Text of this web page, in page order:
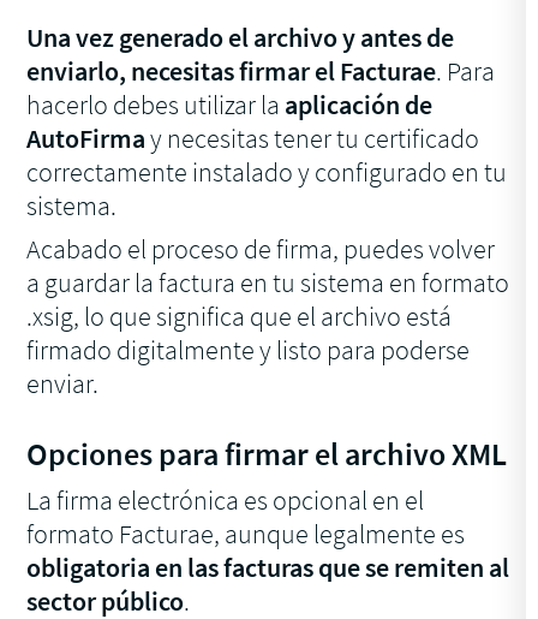
Una vez generado el archivo y antes de
enviarlo, necesitas firmar el Facturae. Para
hacerlo debes utilizar la aplicación de
AutoFirmay necesitas tener tu certificado
correctamente instalado y configurado en tu
sistema.
Acabado el proceso de firma, puedes volver
a guardar la factura en tu sistema en formato
.xsig, lo que significa que el archivo está
firmado digitalmente y listo para poderse
enviar.
Opciones para firmar el archivo XML
La firma electrónica es opcional en el
formato Facturae, aunque legalmente es
obligatoria en las facturas que se remiten al
sector público.